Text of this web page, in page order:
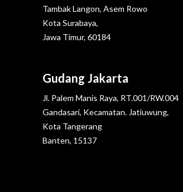
Tambak Langon, Asem Rowo
Kota Surabaya,
Jawa Timur, 60184
Gudang Jakarta
Jl. Palem Manis Raya, RT.001/RW.004
Gandasari, Kecamatan. Jatiuwung,
Kota Tangerang
Banten, 15137